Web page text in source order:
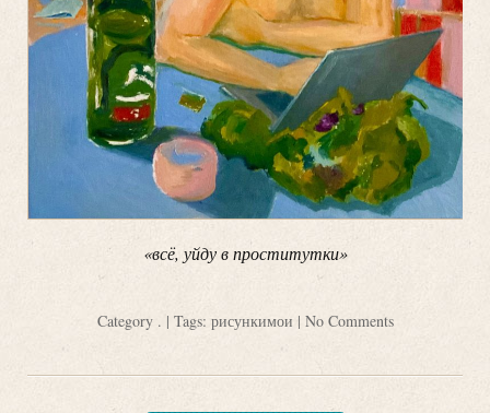
«всё, уйду в проститутки»
Category . | Tags: рисункимои | No Comments